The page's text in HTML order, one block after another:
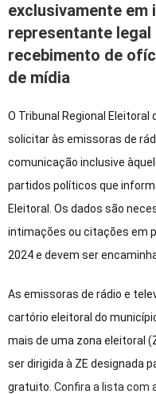
exclusivamente
representante
recebimento de
de mídia
O Tribunal Regional
solicitar às emissoras de
comunicação inclusive
partidos políticos que
Eleitoral. Os dados são
intimações ou citações em
2024 e devem ser
As emissoras de rádio e
cartório eleitoral do
mais de uma zona eleitoral
ser dirigida à ZE designada
gratuito. Confira a lista com